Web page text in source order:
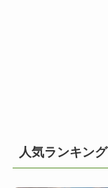
人気ランキング